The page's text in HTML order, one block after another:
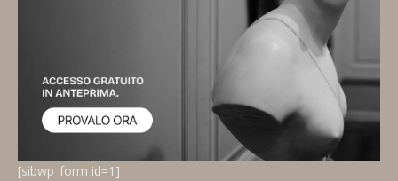
[sibwp_form id=1]